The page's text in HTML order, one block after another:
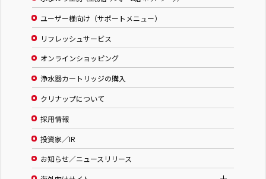
ユーザー様向け（サポートメニュー）
リフレッシュサービス
オンラインショッピング
浄水器カートリッジの購入
クリナップについて
採用情報
投資家／IR
お知らせ／ニュースリリース